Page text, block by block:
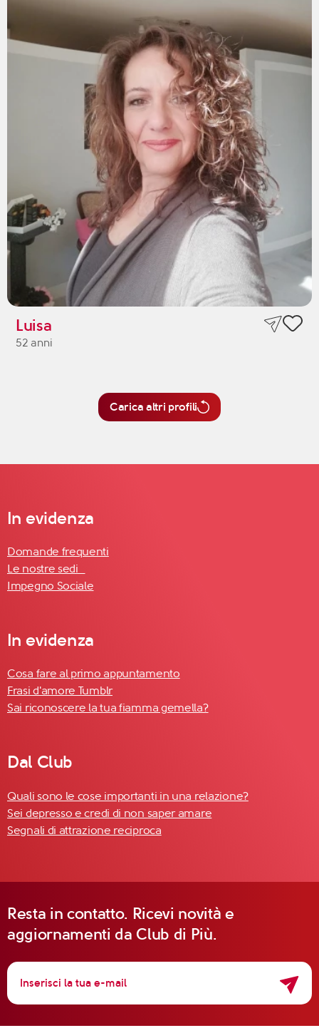
Luisa
52 anni
Carica altri profili
In evidenza
Domande frequenti
Le nostre sedi
Impegno Sociale
In evidenza
Cosa fare al primo appuntamento
Frasi d'amore Tumblr
Sai riconoscere la tua fiamma gemella?
Dal Club
Quali sono le cose importanti in una relazione?
Sei depresso e credi di non saper amare
Segnali di attrazione reciproca
Resta in contatto. Ricevi novità e
aggiornamenti da Club di Più.